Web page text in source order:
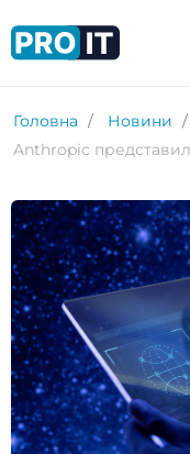
Головна
Новини